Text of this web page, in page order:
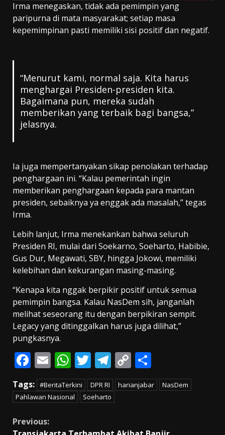
Irma menegaskan, tidak ada pemimpin yang
paripurna di mata masyarakat; setiap masa
kepemimpinan pasti memiliki sisi positif dan negatif.
“Menurut kami, normal saja. Kita harus
menghargai Presiden-presiden kita.
Bagaimana pun, mereka sudah
memberikan yang terbaik bagi bangsa,”
jelasnya.
Ia juga mempertanyakan sikap penolakan terhadap
penghargaan ini. “Kalau pemerintah ingin
memberikan penghargaan kepada para mantan
presiden, sebaiknya ya enggak ada masalah,” tegas
Irma.
Lebih lanjut, Irma menekankan bahwa seluruh
Presiden RI, mulai dari Soekarno, Soeharto, Habibie,
Gus Dur, Megawati, SBY, hingga Jokowi, memiliki
kelebihan dan kekurangan masing-masing.
“Kenapa kita nggak berpikir positif untuk semua
pemimpin bangsa. Kalau NasDem sih, janganlah
melihat seseorang itu dengan berpikiran sempit.
Legacy yang ditinggalkan harus juga dilihat,”
pungkasnya.
F
ac
e
b
o
E
m
ai
l
W
h
at
s
T
w
itt
er
T
el
e
gr
C
o
p
h
ar
Tags: #BeritaTerkini DPR RI harianjabar
NasDem
Pahlawan Nasional
Soeharto
Continue
Previous: